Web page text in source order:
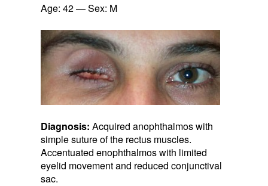
Age: 42 —Sex: M
Diagnosis: Acquired anophthalmos with
simple suture of the rectus muscles.
Accentuated enophthalmos with limited
eyelid movement and reduced conjunctival
sac.